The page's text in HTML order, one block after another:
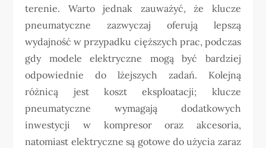
terenie. Warto jednak zauważyć, że klucze
pneumatyczne zazwyczaj oferują lepszą
wydajność w przypadku cięższych prac, podczas
gdy modele elektryczne mogą być bardziej
odpowiednie do lżejszych zadań. Kolejną
różnicą jest koszt eksploatacji; klucze
pneumatyczne wymagają dodatkowych
inwestycji w kompresor oraz akcesoria,
natomiast elektryczne są gotowe do użycia zaraz